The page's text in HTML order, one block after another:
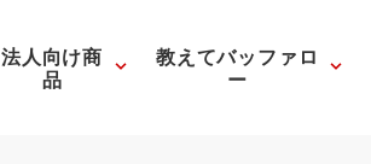
法人向け商
品
教えてバッファロ
ー